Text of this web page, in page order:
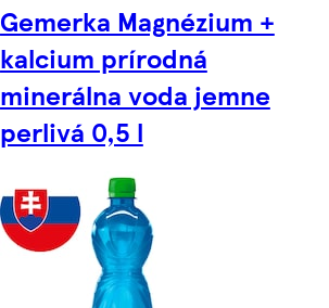
Gemerka Magnézium +
kalcium prírodná
minerálna voda jemne
perlivá 0,5 l